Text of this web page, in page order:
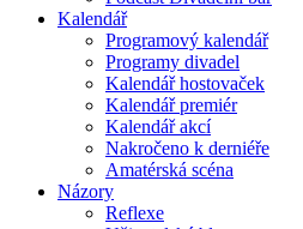
Kalendář
Programový kalendář
Programy divadel
Kalendář hostovaček
Kalendář premiér
Kalendář akcí
Nakročeno k derniéře
Amatérská scéna
Názory
Reflexe